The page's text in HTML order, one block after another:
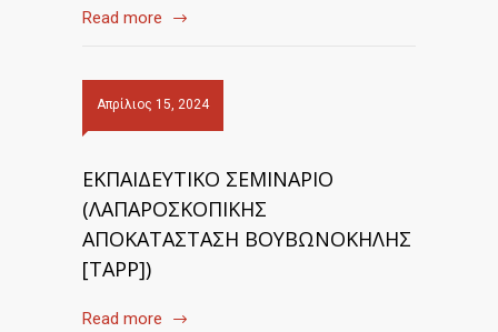
Read more
Απρίλιος 15, 2024
ΕΚΠΑΙΔΕΥΤΙΚΟ ΣΕΜΙΝΑΡΙΟ
(ΛΑΠΑΡΟΣΚΟΠΙΚΗΣ
ΑΠΟΚΑΤΑΣΤΑΣΗ ΒΟΥΒΩΝΟΚΗΛΗΣ
[TAPP])
Read more